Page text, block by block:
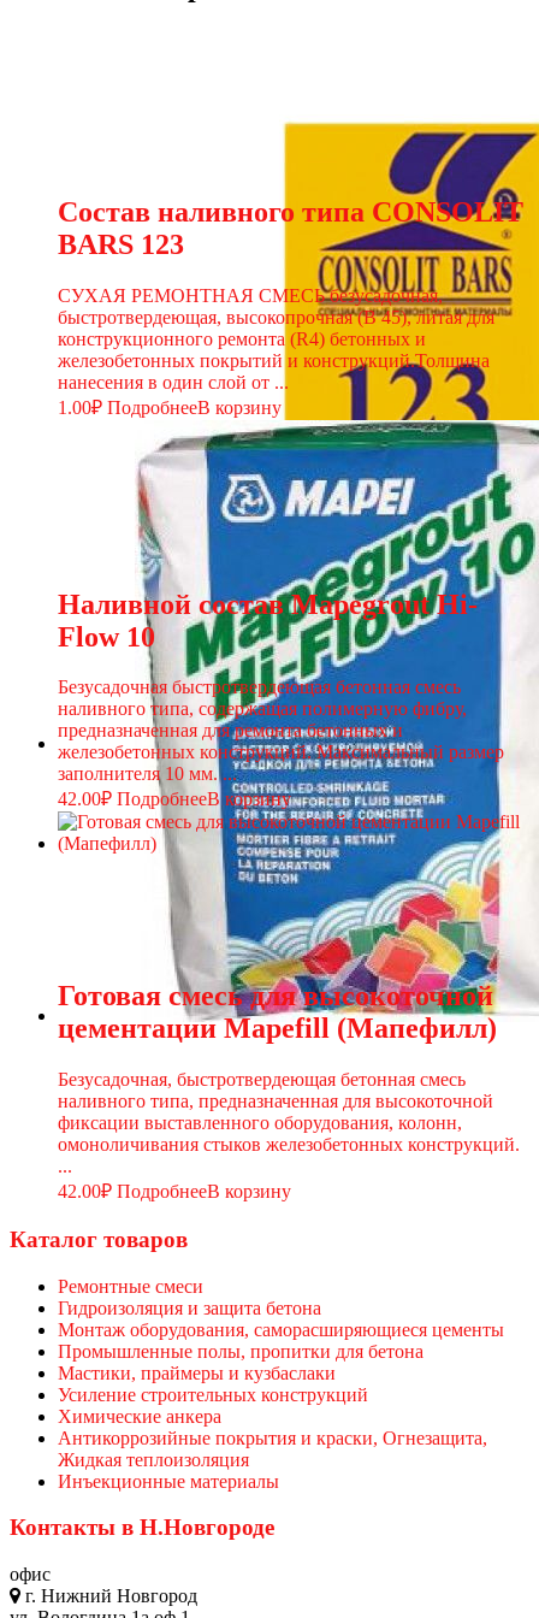
Состав наливного типа CONSOLIT
BARS 123
СУХАЯ РЕМОНТНАЯ СМЕСЬ безусадочная,
быстротвердеющая, высокопрочная (В 45), литая для
конструкционного ремонта (R4) бетонных и
железобетонных покрытий и конструкций.Толщина
нанесения в один слой от ...
1.00₽ ПодробнееВ корзину
Наливной состав Mapegrout Hi-
Flow 10
Безусадочная быстротвердеющая бетонная смесь
наливного типа, содержащая полимерную фибру,
предназначенная для ремонта бетонных и
железобетонных конструкций. Максимальный размер
заполнителя 10 мм. ...
42.00₽ ПодробнееВ корзину
Готовая смесь для высокоточной
цементации Mapefill (Мапефилл)
Безусадочная, быстротвердеющая бетонная смесь
наливного типа, предназначенная для высокоточной
фиксации выставленного оборудования, колонн,
омоноличивания стыков железобетонных конструкций.
...
42.00₽ ПодробнееВ корзину
Каталог товаров
Ремонтные смеси
Гидроизоляция и защита бетона
Монтаж оборудования, саморасширяющиеся цементы
Промышленные полы, пропитки для бетона
Мастики, праймеры и кузбаслаки
Усиление строительных конструкций
Химические анкера
Антикоррозийные покрытия и краски, Огнезащита,
Жидкая теплоизоляция
Инъекционные материалы
Контакты в Н.Новгороде
офис
г. Нижний Новгород